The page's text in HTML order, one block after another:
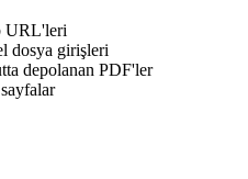
dosya girişleri
depolanan PDF'ler